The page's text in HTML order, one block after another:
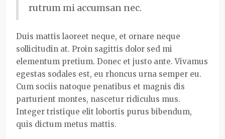
rutrum mi accumsan nec.
Duis mattis laoreet neque, et ornare neque
sollicitudin at. Proin sagittis dolor sed mi
elementum pretium. Donec et justo ante. Vivamus
egestas sodales est, eu rhoncus urna semper eu.
Cum sociis natoque penatibus et magnis dis
parturient montes, nascetur ridiculus mus.
Integer tristique elit lobortis purus bibendum,
quis dictum metus mattis.